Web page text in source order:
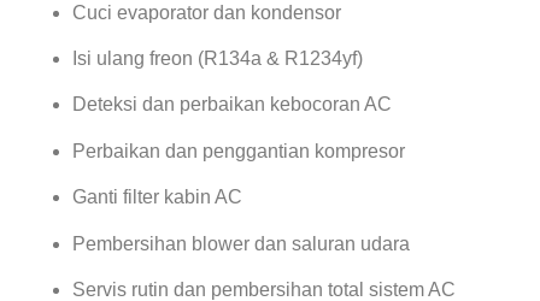
Cuci evaporator dan kondensor
Isi ulang freon (R134a & R1234yf)
Deteksi dan perbaikan kebocoran AC
Perbaikan dan penggantian kompresor
Ganti filter kabin AC
Pembersihan blower dan saluran udara
Servis rutin dan pembersihan total sistem AC